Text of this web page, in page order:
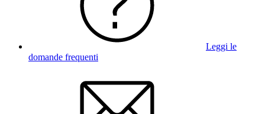
Leggi le
domande frequenti